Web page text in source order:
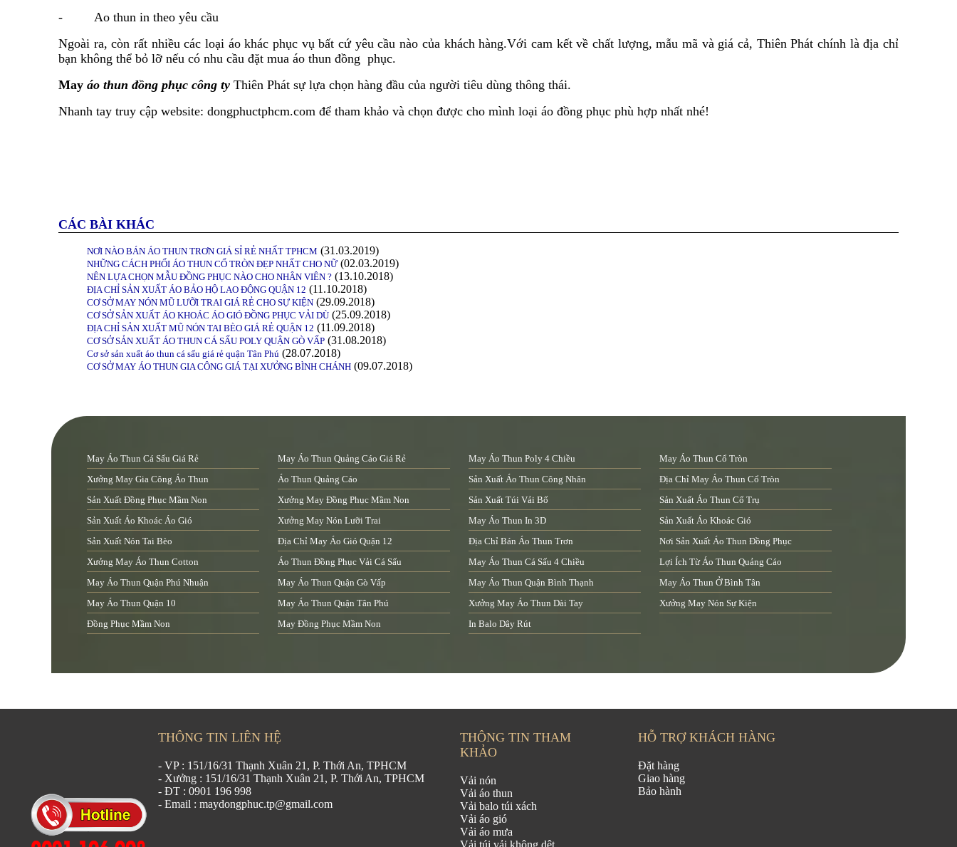
- Ao thun in theo yêu cầu
Ngoài ra, còn rất nhiều các loại áo khác phục vụ bất cứ yêu cầu nào của khách hàng.Với cam kết về chất lượng, mẫu mã và giá cả, Thiên Phát chính là địa chỉ
bạn không thể bỏ lỡ nếu có nhu cầu đặt mua áo thun đồng phục.
May áo thun đồng phục công ty Thiên Phát sự lựa chọn hàng đầu của người tiêu dùng thông thái.
Nhanh tay truy cập website: dongphuctphcm.com để tham khảo và chọn được cho mình loại áo đồng phục phù hợp nhất nhé!
CÁC BÀI KHÁC
NƠI NÀO BÁN ÁO THUN TRƠN GIÁ SỈ RẺ NHẤT TPHCM (31.03.2019)
NHỮNG CÁCH PHỐI ÁO THUN CỔ TRÒN ĐẸP NHẤT CHO NỮ (02.03.2019)
NÊN LỰA CHỌN MẪU ĐỒNG PHỤC NÀO CHO NHÂN VIÊN ? (13.10.2018)
ĐỊA CHỈ SẢN XUẤT ÁO BẢO HỘ LAO ĐỘNG QUẬN 12 (11.10.2018)
CƠ SỞ MAY NÓN MŨ LƯỠI TRAI GIÁ RẺ CHO SỰ KIỆN (29.09.2018)
CƠ SỞ SẢN XUẤT ÁO KHOÁC ÁO GIÓ ĐỒNG PHỤC VẢI DÙ (25.09.2018)
ĐỊA CHỈ SẢN XUẤT MŨ NÓN TAI BÈO GIÁ RẺ QUẬN 12 (11.09.2018)
CƠ SỞ SẢN XUẤT ÁO THUN CÁ SẤU POLY QUẬN GÒ VẤP (31.08.2018)
Cơ sở sản xuất áo thun cá sấu giá rẻ quận Tân Phú (28.07.2018)
CƠ SỞ MAY ÁO THUN GIA CÔNG GIÁ TẠI XƯỞNG BÌNH CHÁNH (09.07.2018)
May Áo Thun Cá Sấu Giá Rẻ May Áo Thun Quảng Cáo Giá Rẻ May Áo Thun Poly 4 Chiều
May Áo Thun Cổ Tròn
Xưởng May Gia Công Áo Thun
Áo Thun Quảng Cáo Sản Xuất Áo Thun Công Nhân
Địa Chỉ May Áo Thun Cổ Tròn
Sản Xuất Đồng Phục Mầm Non
Xưởng May Đồng Phục Mầm Non Sản Xuất Túi Vải Bố
Sản Xuất Áo Thun Cổ Trụ
Sản Xuất Áo Khoác Áo Gió
Xưởng May Nón Lưỡi Trai May Áo Thun In 3D
Sản Xuất Áo Khoác Gió
Sản Xuất Nón Tai Bèo
Địa Chỉ May Áo Gió Quận 12 Địa Chỉ Bán Áo Thun Trơn
Nơi Sản Xuất Áo Thun Đồng Phục
Xưởng May Áo Thun Cotton
Áo Thun Đồng Phục Vải Cá Sấu May Áo Thun Cá Sấu 4 Chiều
Lợi Ích Từ Áo Thun Quảng Cáo
May Áo Thun Quận Phú Nhuận
May Áo Thun Quận Gò Vấp May Áo Thun Quận Bình Thạnh
May Áo Thun Ở Bình Tân
May Áo Thun Quận 10
May Áo Thun Quận Tân Phú Xưởng May Áo Thun Dài Tay
Xưởng May Nón Sự Kiện
Đồng Phục Mầm Non
May Đồng Phục Mầm Non In Balo Dây Rút
THÔNG TIN LIÊN HỆ
- VP : 151/16/31 Thạnh Xuân 21, P. Thới An, TPHCM
- Xưởng : 151/16/31 Thạnh Xuân 21, P. Thới An, TPHCM
- ĐT : 0901 196 998
- Email : maydongphuc.tp@gmail.com
THÔNG TIN THAM
KHẢO
Vải nón
Vải áo thun
Vải balo túi xách
Vải áo gió
Vải áo mưa
Vải túi vải không dệt
HỖ TRỢ KHÁCH HÀNG
Đặt hàng
Giao hàng
Bảo hành